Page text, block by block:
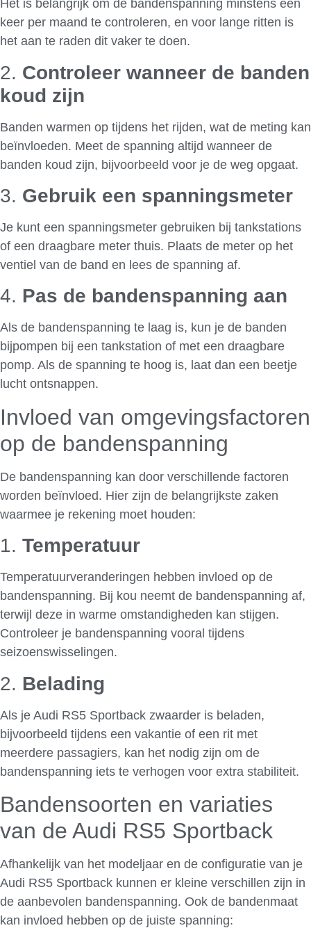
Het is belangrijk om de bandenspanning minstens één
keer per maand te controleren, en voor lange ritten is
het aan te raden dit vaker te doen.
2. Controleer wanneer de banden
koud zijn
Banden warmen op tijdens het rijden, wat de meting kan
beïnvloeden. Meet de spanning altijd wanneer de
banden koud zijn, bijvoorbeeld voor je de weg opgaat.
3. Gebruik een spanningsmeter
Je kunt een spanningsmeter gebruiken bij tankstations
of een draagbare meter thuis. Plaats de meter op het
ventiel van de band en lees de spanning af.
4. Pas de bandenspanning aan
Als de bandenspanning te laag is, kun je de banden
bijpompen bij een tankstation of met een draagbare
pomp. Als de spanning te hoog is, laat dan een beetje
lucht ontsnappen.
Invloed van omgevingsfactoren
op de bandenspanning
De bandenspanning kan door verschillende factoren
worden beïnvloed. Hier zijn de belangrijkste zaken
waarmee je rekening moet houden:
1. Temperatuur
Temperatuurveranderingen hebben invloed op de
bandenspanning. Bij kou neemt de bandenspanning af,
terwijl deze in warme omstandigheden kan stijgen.
Controleer je bandenspanning vooral tijdens
seizoenswisselingen.
2. Belading
Als je Audi RS5 Sportback zwaarder is beladen,
bijvoorbeeld tijdens een vakantie of een rit met
meerdere passagiers, kan het nodig zijn om de
bandenspanning iets te verhogen voor extra stabiliteit.
Bandensoorten en variaties
van de Audi RS5 Sportback
Afhankelijk van het modeljaar en de configuratie van je
Audi RS5 Sportback kunnen er kleine verschillen zijn in
de aanbevolen bandenspanning. Ook de bandenmaat
kan invloed hebben op de juiste spanning: